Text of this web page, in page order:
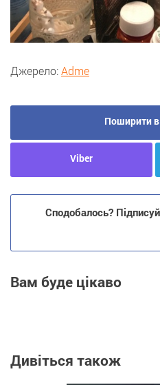
Джерело:Аdme
Поширити
Viber
Сподобалось?
Вам буде цікаво
Дивіться також